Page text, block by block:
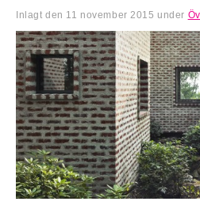
Inlagt den 11 november 2015 under